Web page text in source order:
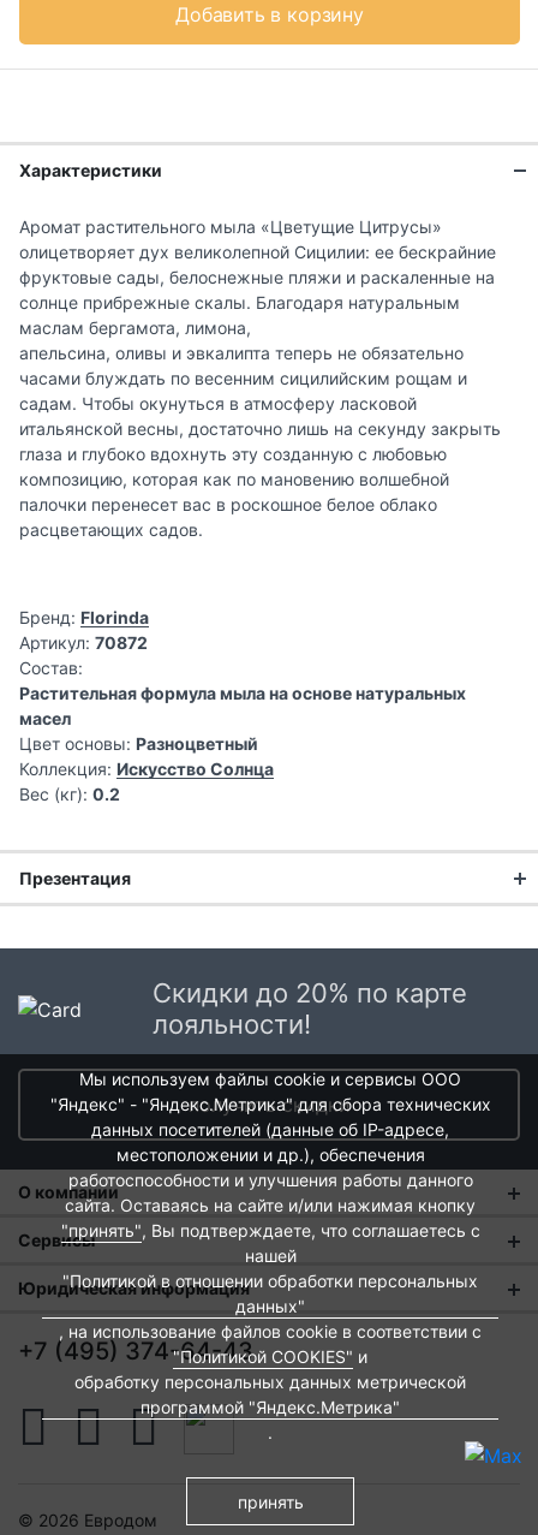
Добавить в корзину
Характеристики
Аромат растительного мыла «Цветущие Цитрусы»
олицетворяет дух великолепной Сицилии: ее бескрайние
фруктовые сады, белоснежные пляжи и раскаленные на
солнце прибрежные скалы. Благодаря натуральным
маслам бергамота, лимона,
апельсина, оливы и эвкалипта теперь не обязательно
часами блуждать по весенним сицилийским рощам и
садам. Чтобы окунуться в атмосферу ласковой
итальянской весны, достаточно лишь на секунду закрыть
глаза и глубоко вдохнуть эту созданную с любовью
композицию, которая как по мановению волшебной
палочки перенесет вас в роскошное белое облако
расцветающих садов.
Бренд: Florinda
Артикул: 70872
Состав:
Растительная формула мыла на основе натуральных
масел
Цвет основы: Разноцветный
Коллекция: Искусство Солнца
Вес (кг): 0.2
Презентация
Скидки до 20% по карте
лояльности!
получить скидки
О компании
О нас
Магазины
Новости
Контакты
Вакансии
Сервисы
Оплата и тарифы доставки
Обмен и возврат
Евродом-бонус
Подарочные сертификаты
Юридическая информация
Пользовательское соглашение
Политика обработки персональных данных
Политика cookies
+7 (495) 374-64-43
© 2026 Евродом
Мы используем файлы cookie и сервисы ООО
"Яндекс" - "Яндекс.Метрика" для сбора технических
данных посетителей (данные об IP-адресе,
местоположении и др.), обеспечения
работоспособности и улучшения работы данного
сайта. Оставаясь на сайте и/или нажимая кнопку
"принять", Вы подтверждаете, что соглашаетесь с
нашей
"Политикой в отношении обработки персональных
данных"
, на использование файлов cookie в соответствии с
"Политикой COOKIES" и
обработку персональных данных метрической
программой "Яндекс.Метрика"
.
принять